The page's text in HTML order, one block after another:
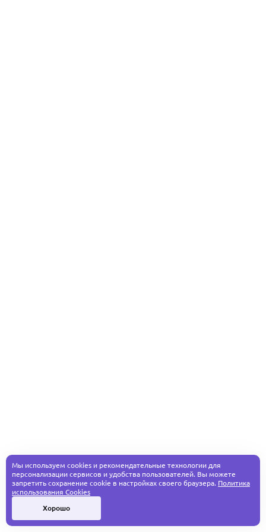
Мы используем cookies и рекомендательные технологии для
персонализации сервисов и удобства пользователей. Вы можете
запретить сохранение cookie в настройках своего браузера. Политика
использования Cookies
Хорошо